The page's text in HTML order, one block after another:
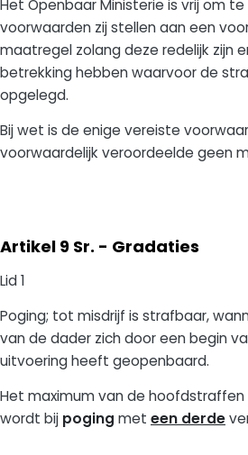
Het Openbaar Ministerie is vrij om
voorwaarden zij stellen aan een
maatregel zolang deze redelijk zijn
betrekking hebben waarvoor de
opgelegd.
Bij wet is de enige vereiste
voorwaardelijk veroordeelde geen
Artikel 9 Sr. - Gradaties
Lid 1
Poging; tot misdrijf is strafbaar,
van de dader zich door een begin
uitvoering heeft geopenbaard.
Het maximum van de
wordt bij poging met een derde